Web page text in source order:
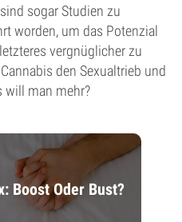
sogar Studien zu
worden, um das Potenzial
vergnüglicher zu
den Sexualtrieb und
will man mehr?
Boost Oder Bust?